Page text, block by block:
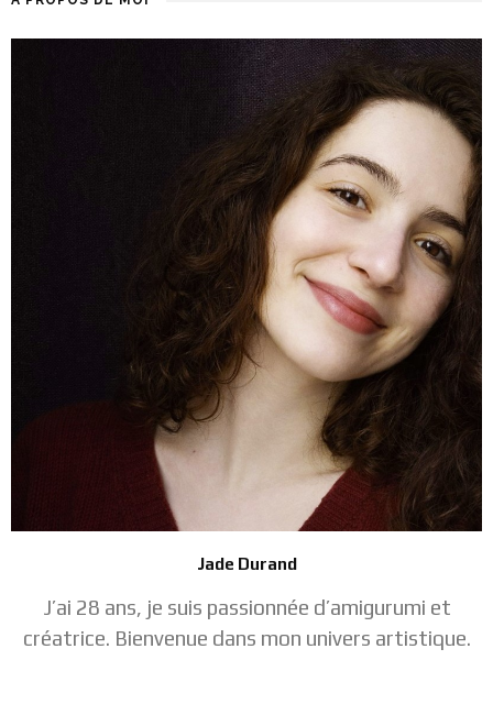
Jade Durand
J’ai 28 ans, je suis passionnée d’amigurumi et
créatrice. Bienvenue dans mon univers artistique.